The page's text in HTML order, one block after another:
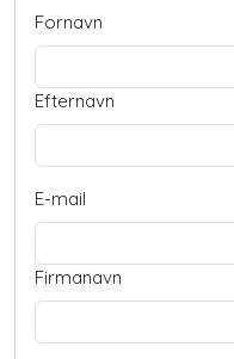
Fornavn
Efternavn
E-mail
Firmanavn